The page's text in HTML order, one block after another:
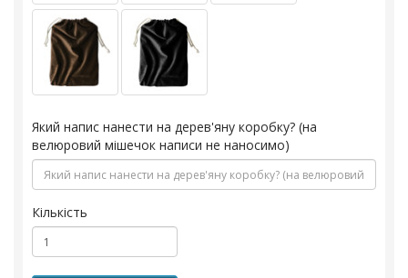
Який напис нанести на дерев'яну коробку? (на
велюровий мішечок написи не наносимо)
Кількість